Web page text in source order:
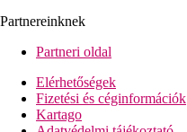
Partnereinknek
Partneri oldal
Elérhetőségek
Fizetési és céginformációk
Kartago